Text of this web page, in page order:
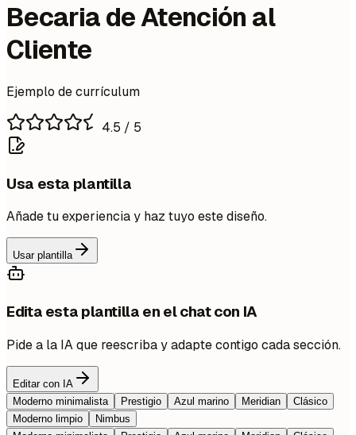
Becaria de Atención al
Cliente
Ejemplo de currículum
4.5 / 5
Usa esta plantilla
Añade tu experiencia y haz tuyo este diseño.
Usar plantilla
Edita esta plantilla en el chat con IA
Pide a la IA que reescriba y adapte contigo cada sección.
Editar con IA
Moderno minimalista
Prestigio Azul marino Meridian
Clásico
Moderno limpio
Nimbus